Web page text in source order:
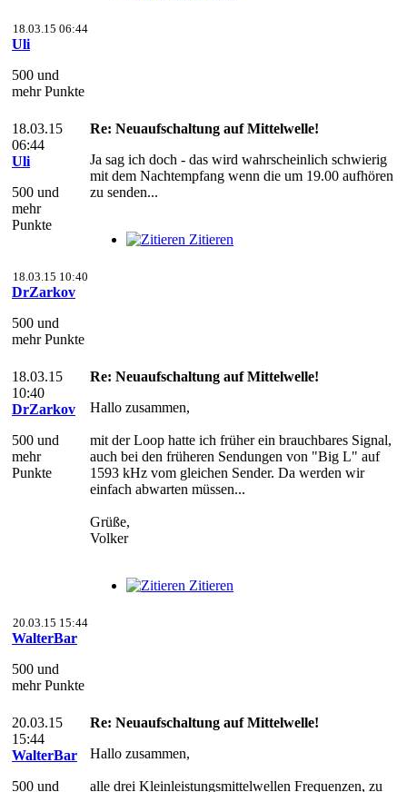
18.03.15 06:44
Uli
500 und
mehr Punkte
18.03.15
06:44
Uli
500 und
mehr
Punkte
Re: Neuaufschaltung auf Mittelwelle!
Ja sag ich doch - das wird wahrscheinlich schwierig
mit dem Nachtempfang wenn die um 19.00 aufhören
zu senden...
Zitieren
18.03.15 10:40
DrZarkov
500 und
mehr Punkte
18.03.15
10:40
DrZarkov
500 und
mehr
Punkte
Re: Neuaufschaltung auf Mittelwelle!
Hallo zusammen,
mit der Loop hatte ich früher ein brauchbares Signal,
auch bei den früheren Sendungen von "Big L" auf
1593 kHz vom gleichen Sender. Da werden wir
einfach abwarten müssen...
Grüße,
Volker
Zitieren
20.03.15 15:44
WalterBar
500 und
mehr Punkte
20.03.15
15:44
WalterBar
500 und
Re: Neuaufschaltung auf Mittelwelle!
Hallo zusammen,
alle drei Kleinleistungsmittelwellen Frequenzen, zu